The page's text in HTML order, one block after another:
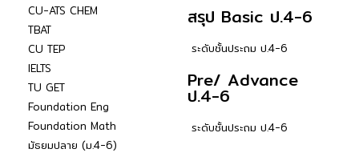
CU-ATS CHEM
TBAT
CU TEP
IELTS
TU GET
Foundation Eng
Foundation Math
มัธยมปลาย (ม.4-6)
สรุป Basic ป.4-6
ระดับชั้นประถม ป.4-6
Pre/ Advance
ป.4-6
ระดับชั้นประถม ป.4-6